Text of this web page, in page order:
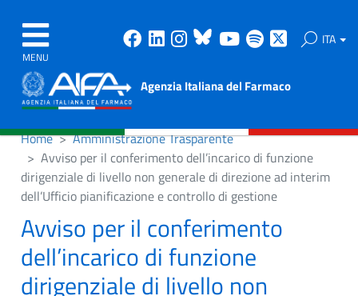
MENU
Facebook
Linkedin
Instagram
Bluesky
Youtube
Spotify ITA
Agenzia Italiana del Farmaco
Home
Amministrazione Trasparente
Avviso per il conferimento dell’incarico di funzione
dirigenziale di livello non generale di direzione ad interim
dell’Ufficio pianificazione e controllo di gestione
Avviso per il conferimento
dell’incarico di funzione
dirigenziale di livello non